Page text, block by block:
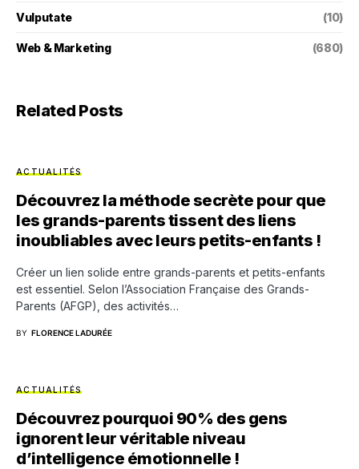
Vulputate (10)
Web & Marketing (680)
Related Posts
ACTUALITÉS
Découvrez la méthode secrète pour que
les grands-parents tissent des liens
inoubliables avec leurs petits-enfants !
Créer un lien solide entre grands-parents et petits-enfants
est essentiel. Selon l’Association Française des Grands-
Parents (AFGP), des activités…
BY FLORENCE LADURÉE
ACTUALITÉS
Découvrez pourquoi 90% des gens
ignorent leur véritable niveau
d’intelligence émotionnelle !